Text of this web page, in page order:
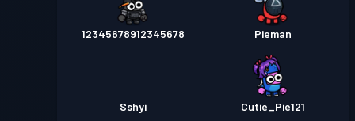
12345678912345678 Pieman
Sshyi Cutie_Pie121